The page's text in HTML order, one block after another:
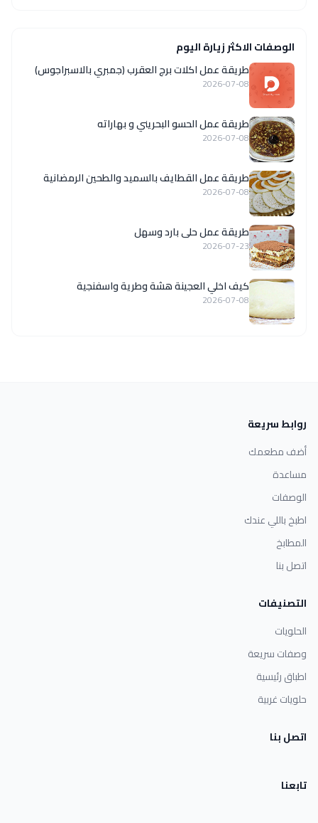
الوصفات الاكثر زيارة اليوم
طريقة عمل اكلات برج العقرب (جمبري بالاسبراجوس)
2026-07-08
طريقة عمل الحسو البحريني و بهاراته
2026-07-08
طريقة عمل القطايف بالسميد والطحين الرمضانية
2026-07-08
طريقة عمل حلى بارد وسهل
2026-07-23
كيف اخلي العجينة هشة وطرية واسفنجية
2026-07-08
روابط سريعة
أضف مطعمك
مساعدة
الوصفات
اطبخ باللي عندك
المطابخ
اتصل بنا
التصنيفات
الحلويات
وصفات سريعة
اطباق رئيسية
حلويات غربية
اتصل بنا
تابعنا